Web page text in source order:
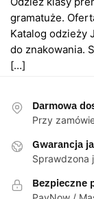
gramatuże.
Katalog odzieży
do znakowania.
[…]
Darmowa
Przy
Gwarancja
Sprawdzona
Bezpieczne